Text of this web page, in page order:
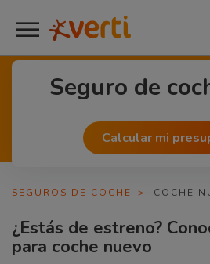
Seguro de
Calcular mi
SEGUROS DE COCHE > COCHE
¿Estás de estreno?
para coche nuevo